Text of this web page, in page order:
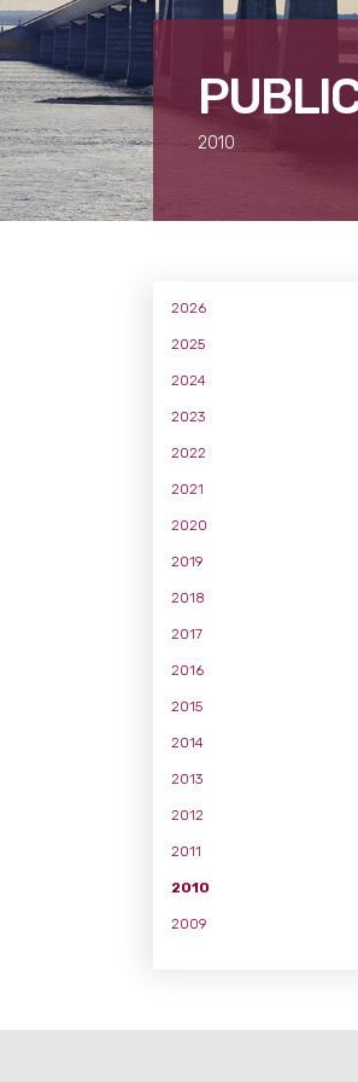
2010
2026
2025
2024
2023
2022
2021
2020
2019
2018
2017
2016
2015
2014
2013
2012
2011
2010
2009